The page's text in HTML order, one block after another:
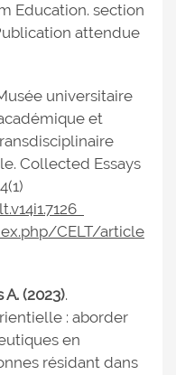
Education. section
attendue
universitaire
et
Collected Essays
CELT/article
(2023).
: aborder
en
résidant dans